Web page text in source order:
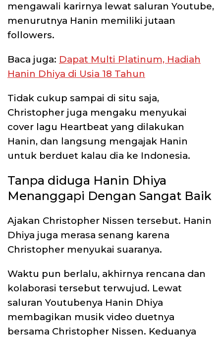
mengawali karirnya lewat saluran Youtube,
menurutnya Hanin memiliki jutaan
followers.
Baca juga: Dapat Multi Platinum, Hadiah
Hanin Dhiya di Usia 18 Tahun
Tidak cukup sampai di situ saja,
Christopher juga mengaku menyukai
cover lagu Heartbeat yang dilakukan
Hanin, dan langsung mengajak Hanin
untuk berduet kalau dia ke Indonesia.
Tanpa diduga Hanin Dhiya
Menanggapi Dengan Sangat Baik
Ajakan Christopher Nissen tersebut. Hanin
Dhiya juga merasa senang karena
Christopher menyukai suaranya.
Waktu pun berlalu, akhirnya rencana dan
kolaborasi tersebut terwujud. Lewat
saluran Youtubenya Hanin Dhiya
membagikan musik video duetnya
bersama Christopher Nissen. Keduanya